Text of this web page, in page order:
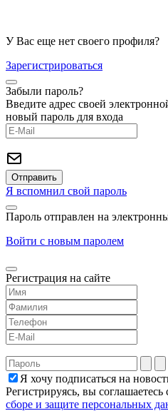
У Вас еще нет своего профиля?
Зарегистрироваться
Забыли пароль?
Введите адрес своей
новый пароль для входа
Я вспомнил свой пароль
Пароль отправлен на
Войти с новым паролем
Регистрация на сайте
Я хочу подписаться на
Регистрируясь, вы соглашаетесь
сборе и защите персональных